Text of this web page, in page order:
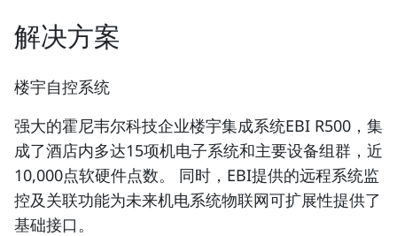
解决方案
楼宇自控系统
强大的霍尼韦尔科技企业楼宇集成系统EBI R500，集
成了酒店内多达15项机电子系统和主要设备组群，近
10,000点软硬件点数。 同时，EBI提供的远程系统监
控及关联功能为未来机电系统物联网可扩展性提供了
基础接口。